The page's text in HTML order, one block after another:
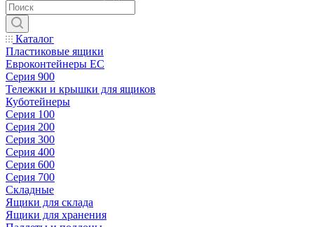
Каталог
Пластиковые ящики
Евроконтейнеры ЕС
Серия 900
Тележки и крышки для ящиков
Куботейнеры
Серия 100
Серия 200
Серия 300
Серия 400
Серия 600
Серия 700
Складные
Ящики для склада
Ящики для хранения